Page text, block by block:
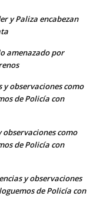
y Paliza encabezan
amenazado por
observaciones como
de Policía con
como
de Policía con
y observaciones
de Policía con